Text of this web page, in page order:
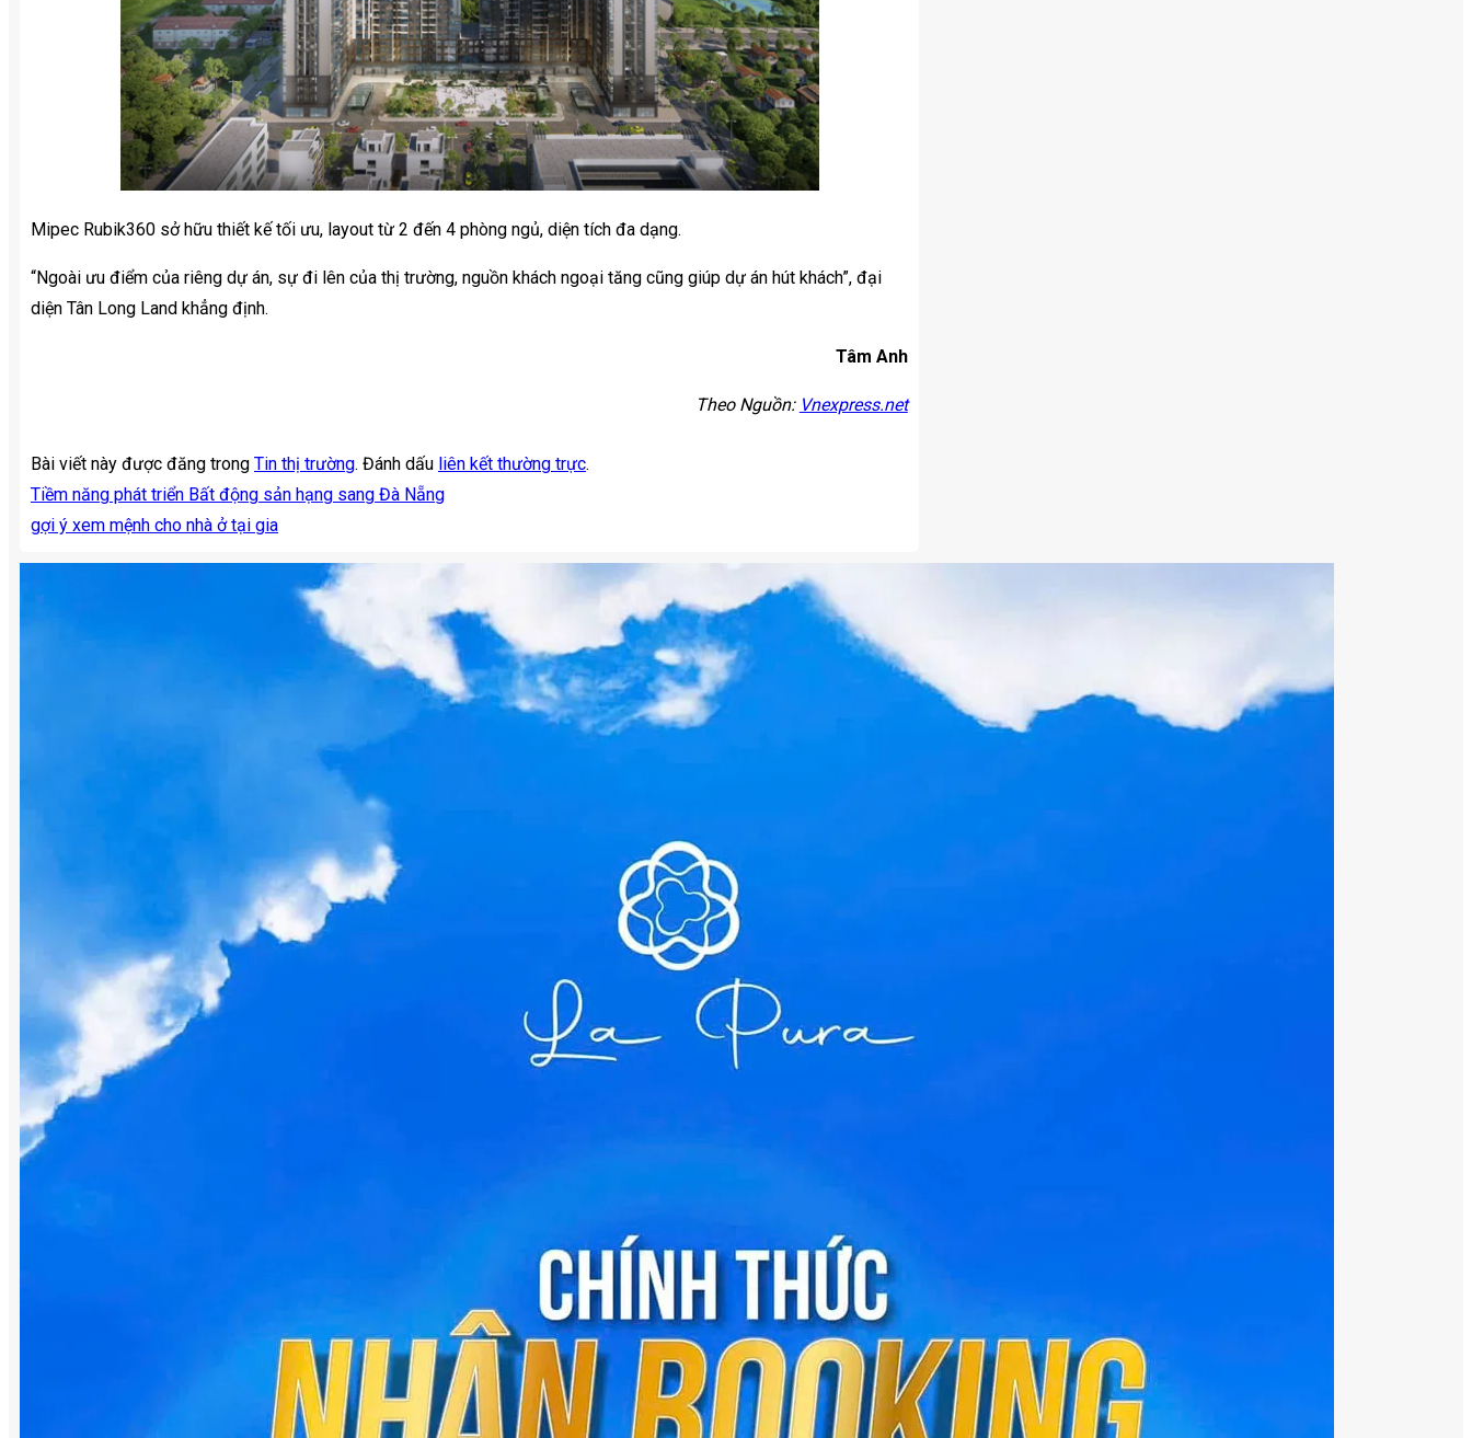
Mipec Rubik360 sở hữu thiết kế tối ưu, layout từ 2 đến 4 phòng ngủ, diện tích đa dạng.
“Ngoài ưu điểm của riêng dự án, sự đi lên của thị trường, nguồn khách ngoại tăng cũng giúp dự án hút khách”, đại
diện Tân Long Land khẳng định.
Tâm Anh
Theo Nguồn: Vnexpress.net
Bài viết này được đăng trong Tin thị trường. Đánh dấu liên kết thường trực.
Tiềm năng phát triển Bất động sản hạng sang Đà Nẵng
gợi ý xem mệnh cho nhà ở tại gia